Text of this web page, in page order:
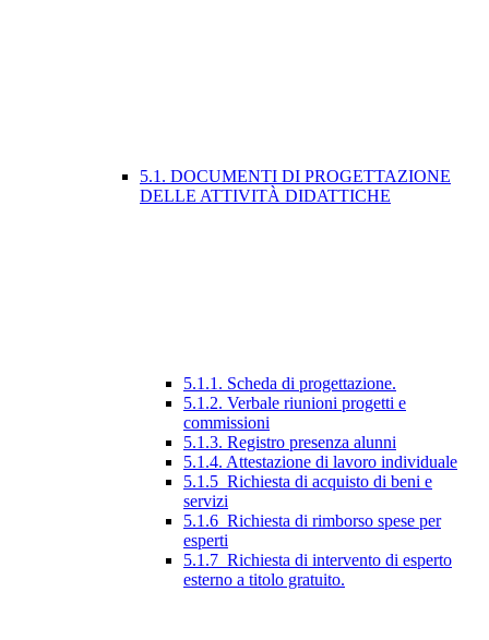
5.1. DOCUMENTI DI PROGETTAZIONE
DELLE ATTIVITÀ DIDATTICHE
5.1.1. Scheda di progettazione.
5.1.2. Verbale riunioni progetti e
commissioni
5.1.3. Registro presenza alunni
5.1.4. Attestazione di lavoro individuale
5.1.5_Richiesta di acquisto di beni e
servizi
5.1.6_Richiesta di rimborso spese per
esperti
5.1.7_Richiesta di intervento di esperto
esterno a titolo gratuito.